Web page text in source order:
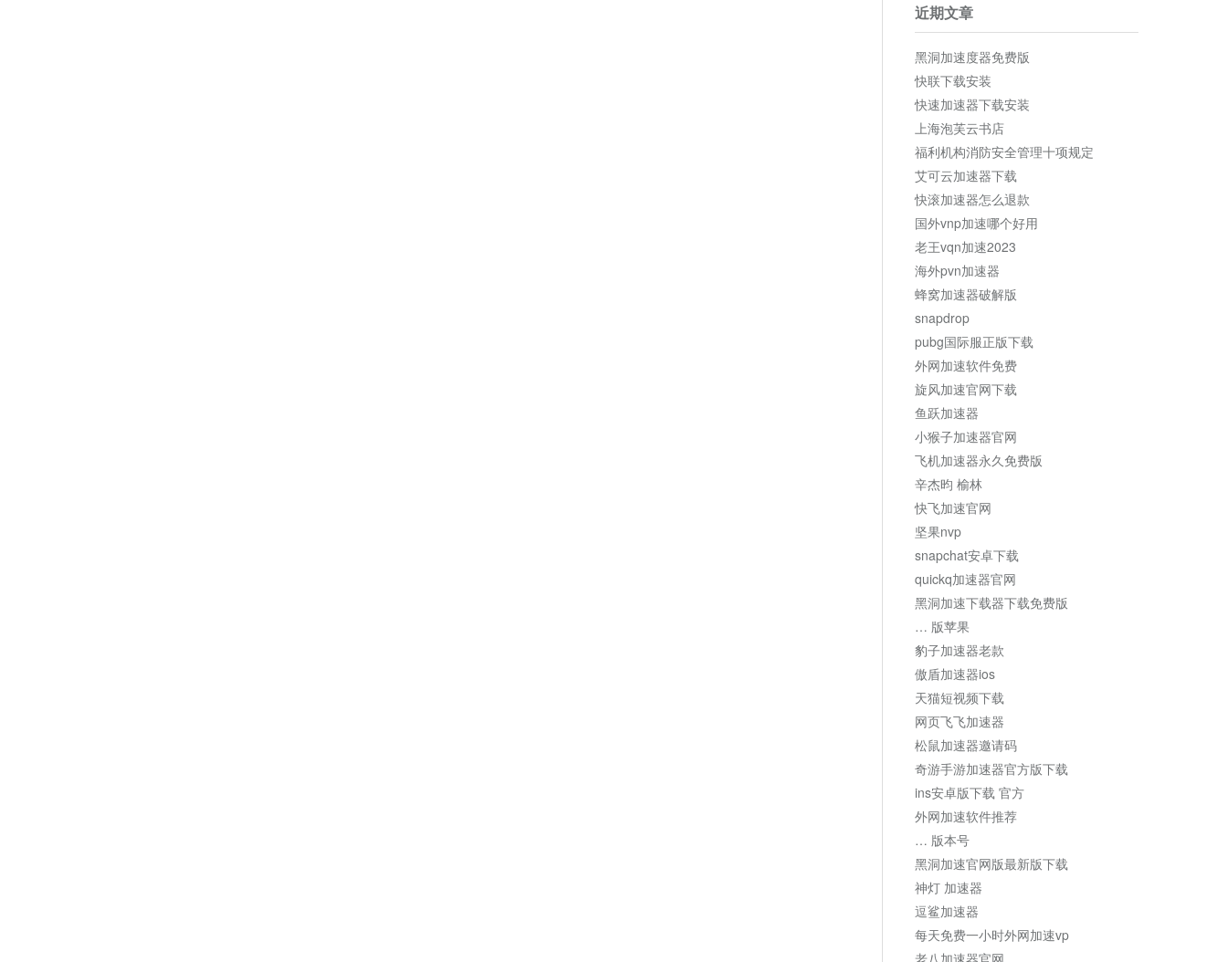
近期文章
黑洞加速度器免费版
快联下载安装
快速加速器下载安装
上海泡芙云书店
福利机构消防安全管理十项规定
艾可云加速器下载
快滚加速器怎么退款
国外vnp加速哪个好用
老王vqn加速2023
海外pvn加速器
蜂窝加速器破解版
snapdrop
pubg国际服正版下载
外网加速软件免费
旋风加速官网下载
鱼跃加速器
小猴子加速器官网
飞机加速器永久免费版
辛杰昀 榆林
快飞加速官网
坚果nvp
snapchat安卓下载
quickq加速器官网
黑洞加速下载器下载免费版
… 版苹果
豹子加速器老款
傲盾加速器ios
天猫短视频下载
网页飞飞加速器
松鼠加速器邀请码
奇游手游加速器官方版下载
ins安卓版下载 官方
外网加速软件推荐
… 版本号
黑洞加速官网版最新版下载
神灯 加速器
逗鲨加速器
每天免费一小时外网加速vp
老八加速器官网